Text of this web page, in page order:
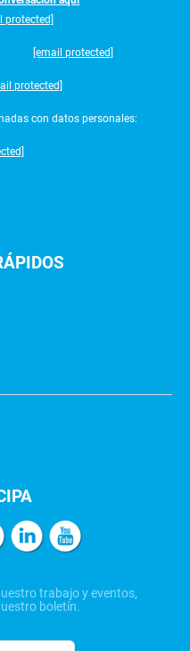
protected]
[email protected]
protected]
con datos personales:
trabajo y eventos,
boletín.